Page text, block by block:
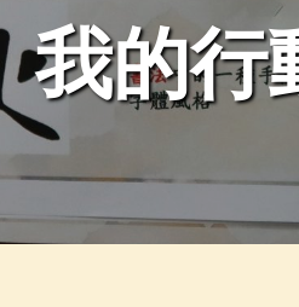
我的行